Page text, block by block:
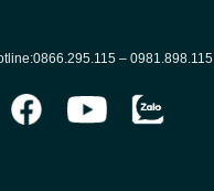
– 0981.898.115